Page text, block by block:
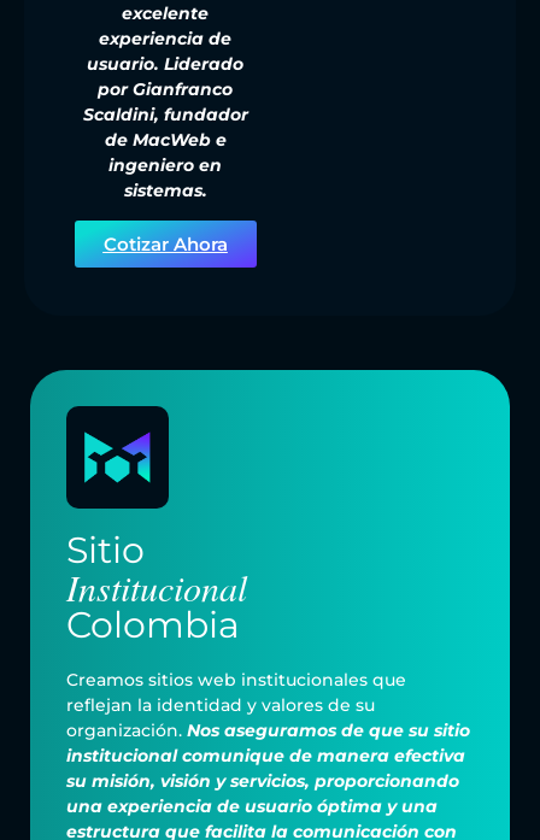
excelente
experiencia de
usuario. Liderado
por Gianfranco
Scaldini, fundador
de MacWeb e
ingeniero en
sistemas.
Cotizar Ahora
Sitio
Institucional
Colombia
Creamos sitios web institucionales que
reflejan la identidad y valores de su
organización. Nos aseguramos de que su sitio
institucional comunique de manera efectiva
su misión, visión y servicios, proporcionando
una experiencia de usuario óptima y una
estructura que facilita la comunicación con